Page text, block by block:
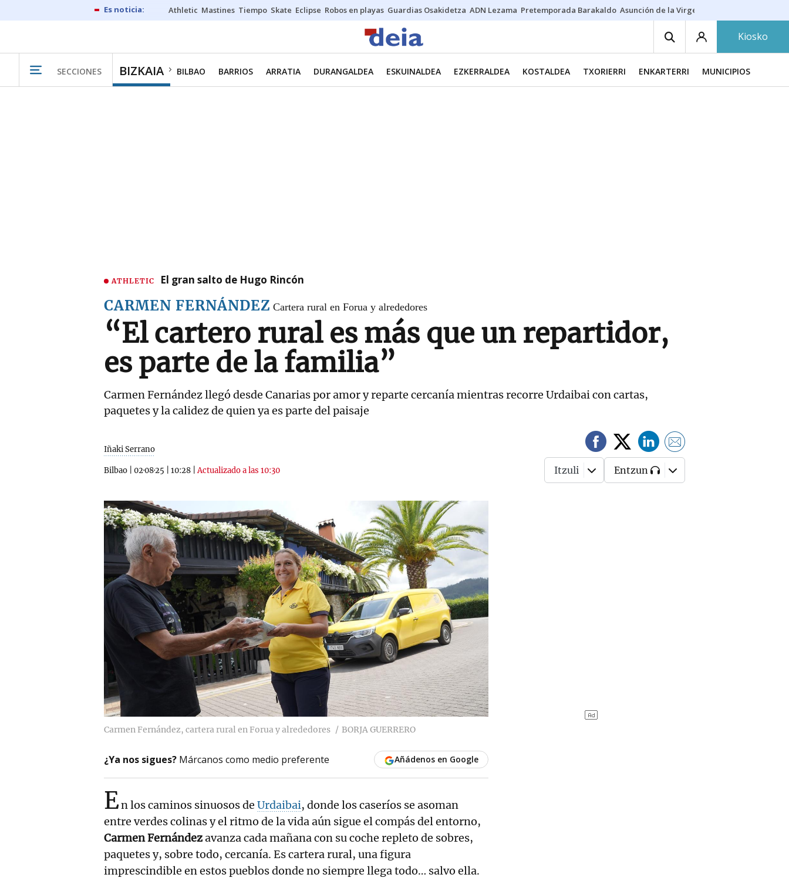
Athletic Mastines Tiempo Skate Eclipse Robos en playas Guardias Osakidetza ADN Lezama Pretemporada Barakaldo Asunción de la Virgen
Kiosko
SECCIONES BIZKAIA BILBAO BARRIOS ARRATIA DURANGALDEA ESKUINALDEA EZKERRALDEA KOSTALDEA TXORIERRI ENKARTERRI MUNICIPIOS
ATHLETIC El gran salto de Hugo Rincón
CARMEN FERNÁNDEZ Cartera rural en Forua y alrededores
“El cartero rural es más que un repartidor,
es parte de la familia”
Carmen Fernández llegó desde Canarias por amor y reparte cercanía mientras recorre Urdaibai con cartas,
paquetes y la calidez de quien ya es parte del paisaje
Iñaki Serrano
Bilbao 02·08·25 10:28 |Actualizado a las 10:30 Itzuli Entzun
Carmen Fernández, cartera rural en Forua y alrededores BORJA GUERRERO
¿Ya nos sigues? Márcanos como medio preferente Añádenos en Google
En los caminos sinuosos de Urdaibai, donde los caseríos se asoman
entre verdes colinas y el ritmo de la vida aún sigue el compás del entorno,
Carmen Fernándezavanza cada mañana con su coche repleto de sobres,
paquetes y, sobre todo, cercanía. Es cartera rural, una figura
imprescindible en estos pueblos donde no siempre llega todo… salvo ella.